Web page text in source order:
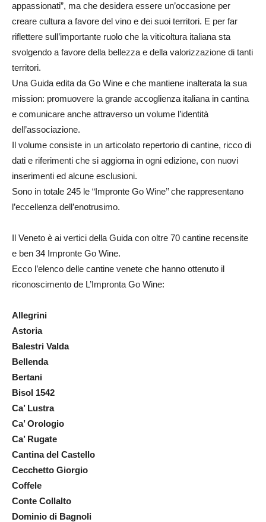
appassionati”, ma che desidera essere un’occasione per
creare cultura a favore del vino e dei suoi territori. E per far
riflettere sull’importante ruolo che la viticoltura italiana sta
svolgendo a favore della bellezza e della valorizzazione di tanti
territori.
Una Guida edita da Go Wine e che mantiene inalterata la sua
mission: promuovere la grande accoglienza italiana in cantina
e comunicare anche attraverso un volume l’identità
dell’associazione.
Il volume consiste in un articolato repertorio di cantine, ricco di
dati e riferimenti che si aggiorna in ogni edizione, con nuovi
inserimenti ed alcune esclusioni.
Sono in totale 245 le “Impronte Go Wine’’ che rappresentano
l’eccellenza dell’enotrusimo.
Il Veneto è ai vertici della Guida con oltre 70 cantine recensite
e ben 34 Impronte Go Wine.
Ecco l’elenco delle cantine venete che hanno ottenuto il
riconoscimento de L’Impronta Go Wine:
Allegrini
Astoria
Balestri Valda
Bellenda
Bertani
Bisol 1542
Ca’ Lustra
Ca’ Orologio
Ca’ Rugate
Cantina del Castello
Cecchetto Giorgio
Coffele
Conte Collalto
Dominio di Bagnoli